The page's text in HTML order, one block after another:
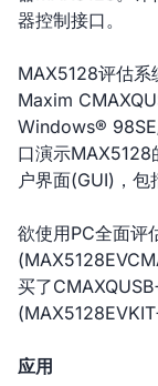
器控制接口。
MAX5128评估
Maxim
Windows®
口演示MAX5128
户界面(GUI)，包
欲使用PC全面评
买了
应用